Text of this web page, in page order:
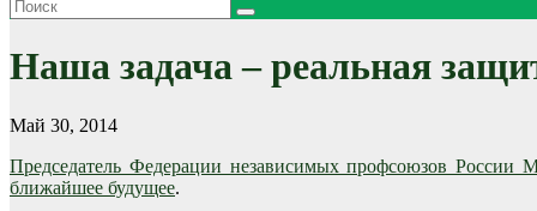
Наша задача – реальная
Май 30, 2014
Председатель Федерации независимых профсоюзов
ближайшее будущее.